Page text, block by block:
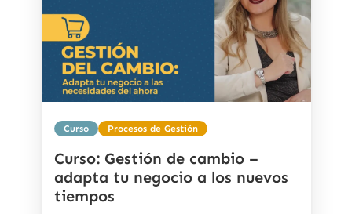
Curso Procesos de Gestión
Curso: Gestión de cambio –
adapta tu negocio a los nuevos
tiempos